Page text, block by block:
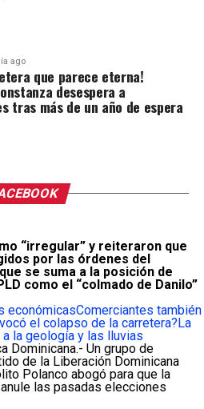
ago
que parece eterna!
desespera a
tras más de un año de espera
“irregular” y reiteraron que
por las órdenes del
se suma a la posición de
como el “colmado de Danilo”
económicasComerciantes también
el colapso de la carretera? La
la geología y las lluvias
Dominicana.- Un grupo de
de la Liberación Dominicana
Polanco abogó para que la
las pasadas elecciones